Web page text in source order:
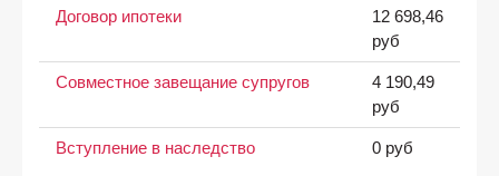
Договор ипотеки
12 698,46
руб
Совместное завещание супругов
4 190,49
руб
Вступление в наследство 0 руб